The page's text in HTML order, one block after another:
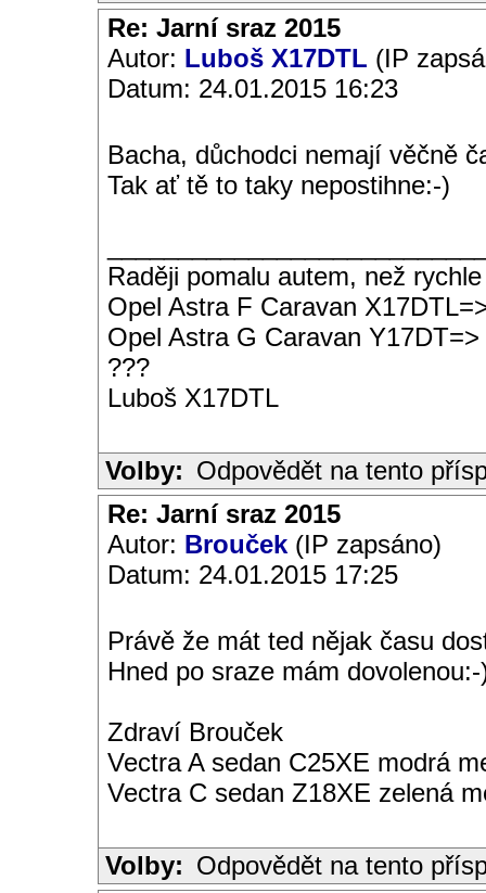
Re: Jarní sraz 2015
Autor: Luboš X17DTL (IP
Datum: 24.01.2015 16:23
Bacha, důchodci nemají věčně
Tak ať tě to taky nepostihne:-)
Raději pomalu autem, než
Opel Astra F Caravan
Opel Astra G Caravan Y17DT=>
???
Luboš X17DTL
Volby: Odpovědět na tento
Re: Jarní sraz 2015
Autor: Brouček (IP zapsáno)
Datum: 24.01.2015 17:25
Právě že mát ted nějak času
Hned po sraze mám
Zdraví Brouček
Vectra A sedan C25XE modrá
Vectra C sedan Z18XE zelená
Volby: Odpovědět na tento